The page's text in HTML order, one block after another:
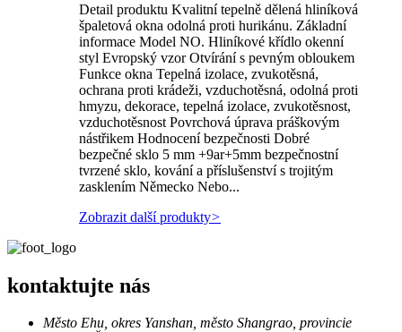
Detail produktu Kvalitní tepelně dělená hliníková
špaletová okna odolná proti hurikánu. Základní
informace Model NO. Hliníkové křídlo okenní
styl Evropský vzor Otvírání s pevným obloukem
Funkce okna Tepelná izolace, zvukotěsná,
ochrana proti krádeži, vzduchotěsná, odolná proti
hmyzu, dekorace, tepelná izolace, zvukotěsnost,
vzduchotěsnost Povrchová úprava práškovým
nástřikem Hodnocení bezpečnosti Dobré
bezpečné sklo 5 mm +9ar+5mm bezpečnostní
tvrzené sklo, kování a příslušenství s trojitým
zasklením Německo Nebo...
Zobrazit další produkty>
kontaktujte nás
Město Ehu, okres Yanshan, město Shangrao, provincie